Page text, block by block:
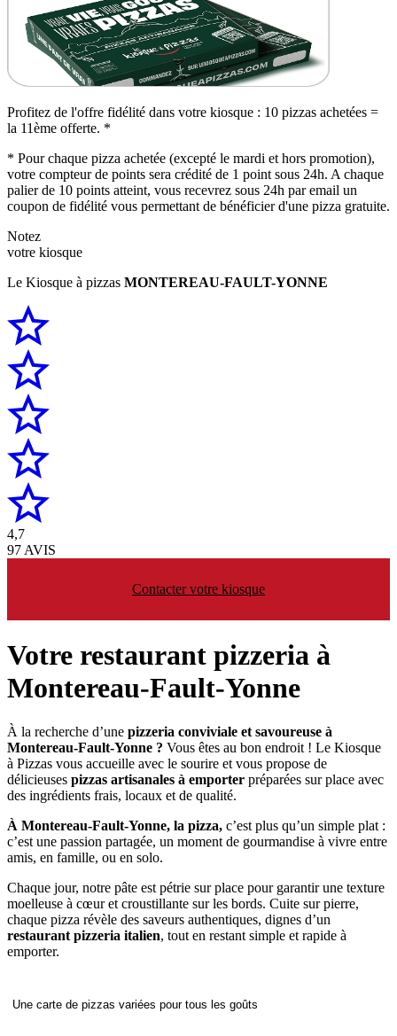
Profitez de l'offre fidélité dans votre kiosque : 10 pizzas achetées =
la 11ème offerte. *
* Pour chaque pizza achetée (excepté le mardi et hors promotion),
votre compteur de points sera crédité de 1 point sous 24h. A chaque
palier de 10 points atteint, vous recevrez sous 24h par email un
coupon de fidélité vous permettant de bénéficier d'une pizza gratuite.
Notez
votre kiosque
Le Kiosque à pizzas MONTEREAU-FAULT-YONNE
4,7
97 AVIS
Contacter votre kiosque
Votre restaurant pizzeria à
Montereau-Fault-Yonne
À la recherche d’une pizzeria conviviale et savoureuse à
Montereau-Fault-Yonne ? Vous êtes au bon endroit ! Le Kiosque
à Pizzas vous accueille avec le sourire et vous propose de
délicieuses pizzas artisanales à emporter préparées sur place avec
des ingrédients frais, locaux et de qualité.
À Montereau-Fault-Yonne, la pizza, c’est plus qu’un simple plat :
c’est une passion partagée, un moment de gourmandise à vivre entre
amis, en famille, ou en solo.
Chaque jour, notre pâte est pétrie sur place pour garantir une texture
moelleuse à cœur et croustillante sur les bords. Cuite sur pierre,
chaque pizza révèle des saveurs authentiques, dignes d’un
restaurant pizzeria italien, tout en restant simple et rapide à
emporter.
Une carte de pizzas variées pour tous les goûts